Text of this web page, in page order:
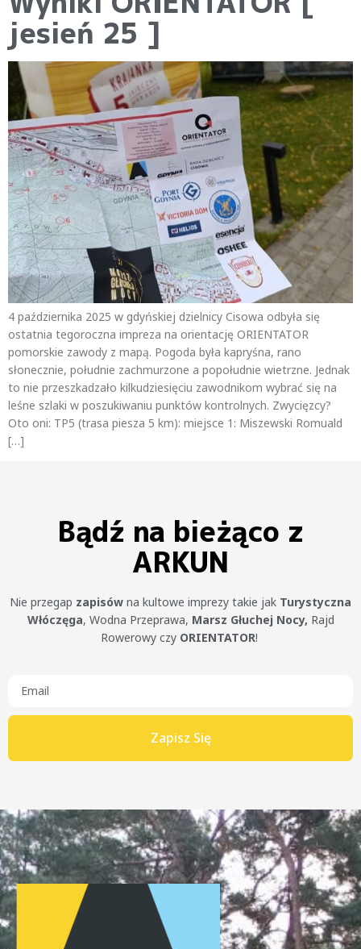
jesień 25 ]
4 października 2025 w gdyńskiej dzielnicy Cisowa odbyła się
ostatnia tegoroczna impreza na orientację ORIENTATOR
pomorskie zawody z mapą. Pogoda była kapryśna, rano
słonecznie, południe zachmurzone a popołudnie wietrzne. Jednak
to nie przeszkadzało kilkudziesięciu zawodnikom wybrać się na
leśne szlaki w poszukiwaniu punktów kontrolnych. Zwycięzcy?
Oto oni: TP5 (trasa piesza 5 km): miejsce 1: Miszewski Romuald
[…]
Bądź na bieżąco z
ARKUN
Nie przegap zapisów na kultowe imprezy takie jak Turystyczna
Włóczęga, Wodna Przeprawa, Marsz Głuchej Nocy, Rajd
Rowerowy czy ORIENTATOR!
Zapisz Się